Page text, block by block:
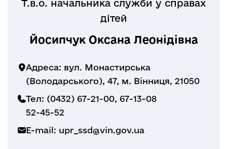
Т.в.о. начальника служби у справах
дітей
Йосипчук Оксана Леонідівна
Адреса: вул. Монастирська
(Володарського), 47, м. Вінниця, 21050
Тел: (0432) 67-21-00, 67-13-08
52-45-52
E-mail: upr_ssd@vin.gov.ua